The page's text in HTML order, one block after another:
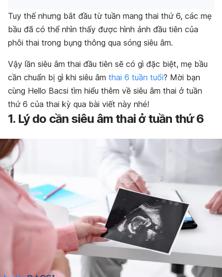
Tuy thế nhưng bắt đầu từ tuần mang thai thứ 6, các mẹ
bầu đã có thể nhìn thấy được hình ảnh đầu tiên của
phôi thai trong bụng thông qua sóng siêu âm.
Vậy lần siêu âm thai đầu tiên sẽ có gì đặc biệt, mẹ bầu
cần chuẩn bị gì khi siêu âm thai 6 tuần tuổi? Mời bạn
cùng Hello Bacsi tìm hiểu thêm về siêu âm thai ở tuần
thứ 6 của thai kỳ qua bài viết này nhé!
1. Lý do cần siêu âm thai ở tuần thứ 6